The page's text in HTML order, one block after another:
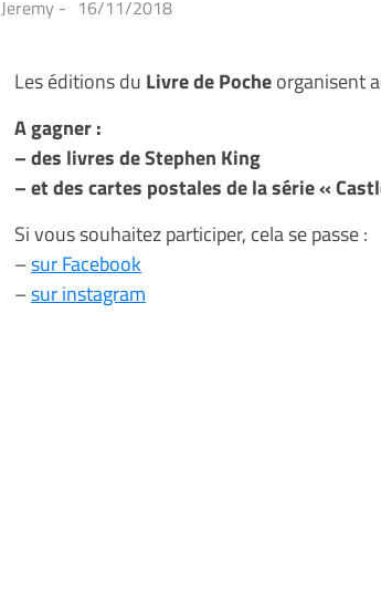
Jeremy - 16/11/2018
Les éditions du Livre de Pocheorganisent
A gagner :
– des livres de Stephen King
– et des cartes postales de la série «
Si vous souhaitez participer, cela se passe :
–sur Facebook
–sur instagram